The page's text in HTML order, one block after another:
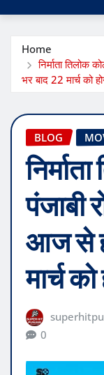
Home
निर्माता तिलोक
भर बाद 22 मार्च को
BLOG
पंजाबी
आज से
मार्च
0